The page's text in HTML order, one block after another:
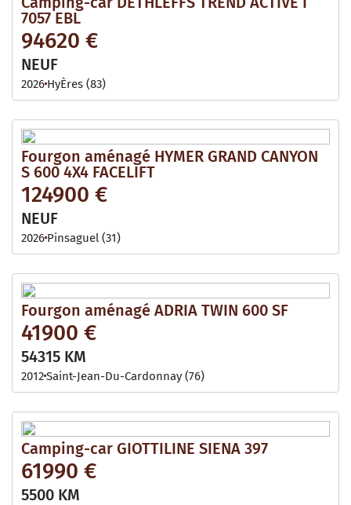
7057 EBL
94620 €
NEUF
2026 HyÈres (83)
Fourgon aménagé HYMER GRAND CANYON
S 600 4X4 FACELIFT
124900 €
NEUF
2026 Pinsaguel (31)
Fourgon aménagé ADRIA TWIN 600 SF
41900 €
54315 KM
2012Saint-Jean-Du-Cardonnay (76)
Camping-car GIOTTILINE SIENA 397
61990 €
5500 KM